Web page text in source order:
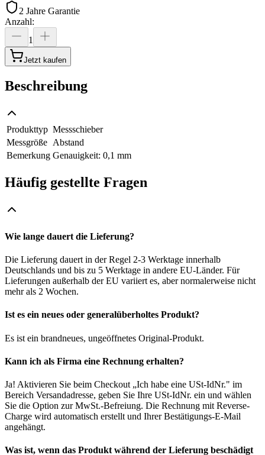
2 Jahre Garantie
Anzahl:
1
Jetzt kaufen
Beschreibung
Produkttyp Messschieber
Messgröße Abstand
Bemerkung Genauigkeit: 0,1 mm
Häufig gestellte Fragen
Wie lange dauert die Lieferung?
Die Lieferung dauert in der Regel 2-3 Werktage innerhalb
Deutschlands und bis zu 5 Werktage in andere EU-Länder. Für
Lieferungen außerhalb der EU variiert es, aber normalerweise nicht
mehr als 2 Wochen.
Ist es ein neues oder generalüberholtes Produkt?
Es ist ein brandneues, ungeöffnetes Original-Produkt.
Kann ich als Firma eine Rechnung erhalten?
Ja! Aktivieren Sie beim Checkout „Ich habe eine USt-IdNr." im
Bereich Versandadresse, geben Sie Ihre USt-IdNr. ein und wählen
Sie die Option zur MwSt.-Befreiung. Die Rechnung mit Reverse-
Charge wird automatisch erstellt und Ihrer Bestätigungs-E-Mail
angehängt.
Was ist, wenn das Produkt während der Lieferung beschädigt